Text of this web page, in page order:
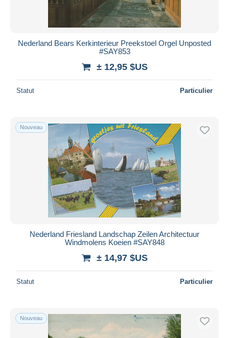
Nederland Bears Kerkinterieur Preekstoel Orgel Unposted
#SAY853
± 12,95 $US
Statut Particulier
Nouveau
Nederland Friesland Landschap Zeilen Architectuur
Windmolens Koeien #SAY848
± 14,97 $US
Statut Particulier
Nouveau